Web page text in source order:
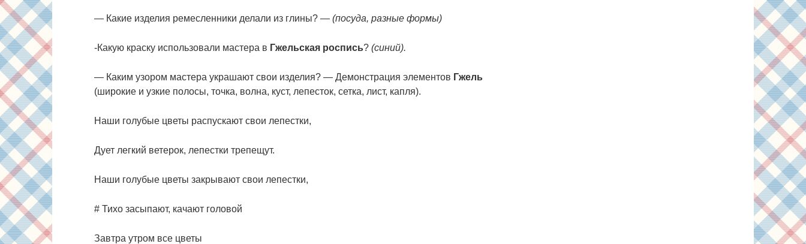
— Какие изделия ремесленники делали из глины? — (посуда, разные формы)
-Какую краску использовали мастера в Гжельская роспись? (синий).
— Каким узором мастера украшают свои изделия? — Демонстрация элементов Гжель
(широкие и узкие полосы, точка, волна, куст, лепесток, сетка, лист, капля).
Наши голубые цветы распускают свои лепестки,
Дует легкий ветерок, лепестки трепещут.
Наши голубые цветы закрывают свои лепестки,
# Тихо засыпают, качают головой
Завтра утром все цветы